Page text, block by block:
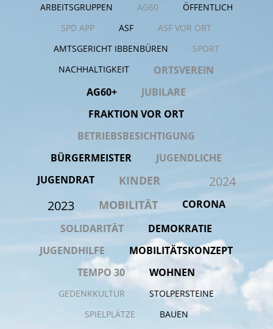
Kultur
Die SPD App ist da
Thomas Kutschaty AfD Verbotsverfahren ja nein
Podcast Ibbcast
Ortsgespräch
Politik im Beach Style
ARBEITSGRUPPEN
AG60
ÖFFENTLICH
SPD APP
ASF
ASF VOR ORT
AMTSGERICHT IBBENBÜREN
SPORT
NACHHALTIGKEIT
ORTSVEREIN
AG60+
JUBILARE
FRAKTION VOR ORT
BETRIEBSBESICHTIGUNG
BÜRGERMEISTER
JUGENDLICHE
JUGENDRAT
KINDER
2024
2023
MOBILITÄT
CORONA
SOLIDARITÄT
DEMOKRATIE
JUGENDHILFE
MOBILITÄTSKONZEPT
TEMPO 30
WOHNEN
GEDENKKULTUR
STOLPERSTEINE
SPIELPLÄTZE
BAUEN